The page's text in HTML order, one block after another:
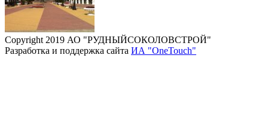
Copyright 2019 АО "РУДНЫЙСОКОЛОВСТРОЙ"
Разработка и поддержка сайта ИА "OneTouch"